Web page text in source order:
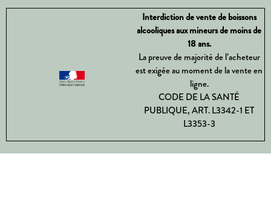
Interdiction de vente de boissons
alcooliques aux mineurs de moins de
18 ans.
La preuve de majorité de l’acheteur
est exigée au moment de la vente en
ligne.
CODE DE LA SANTÉ
PUBLIQUE, ART. L3342-1 ET
L3353-3